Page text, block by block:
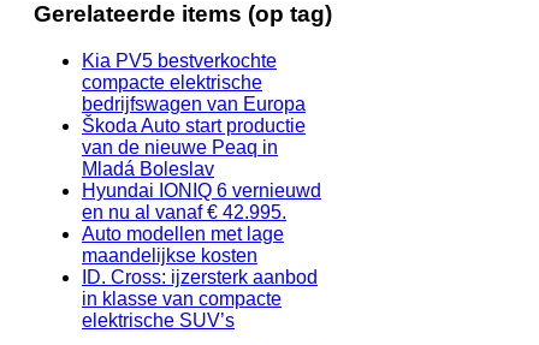
Gerelateerde items (op tag)
Kia PV5 bestverkochte
compacte elektrische
bedrijfswagen van Europa
Škoda Auto start productie
van de nieuwe Peaq in
Mladá Boleslav
Hyundai IONIQ 6 vernieuwd
en nu al vanaf € 42.995.
Auto modellen met lage
maandelijkse kosten
ID. Cross: ijzersterk aanbod
in klasse van compacte
elektrische SUV’s